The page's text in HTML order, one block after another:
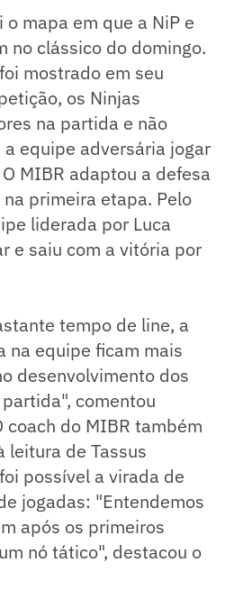
mapa em que a NiP e
no clássico do domingo.
mostrado em seu
os Ninjas
na partida e não
equipe adversária jogar
MIBR adaptou a defesa
primeira etapa. Pelo
liderada por Luca
e saiu com a vitória por
tempo de line, a
na equipe ficam mais
desenvolvimento dos
comentou
coach do MIBR também
leitura de Tassus
possível a virada de
jogadas: "Entendemos
após os primeiros
nó tático", destacou o